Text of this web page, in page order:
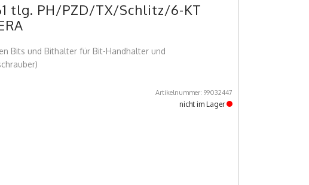
tlg. PH/PZD/TX/Schlitz/6-KT
Bits und Bithalter für Bit-Handhalter und
Artikelnummer: 99032447
nicht im Lager